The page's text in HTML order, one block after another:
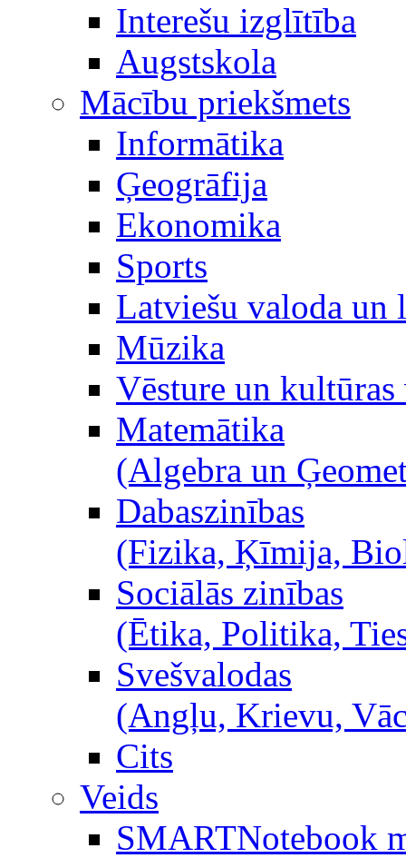
Interešu izglītība
Augstskola
Mācību priekšmets
Informātika
Ģeogrāfija
Ekonomika
Sports
Latviešu valoda un
Mūzika
Vēsture un kultūras
Matemātika
(Algebra un
Dabaszinības
(Fizika, Ķīmija,
Sociālās zinības
(Ētika, Politika,
Svešvalodas
(Angļu, Krievu,
Cits
Veids
SMARTNotebook